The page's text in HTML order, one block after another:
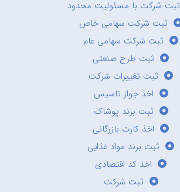
ثبت شرکت با مسئولیت محدود
ثبت شرکت سهامی خاص
ثبت شرکت سهامی عام
ثبت طرح صنعتی
ثبت تغییرات شرکت
اخذ جواز تاسیس
ثبت برند پوشاک
اخذ کارت بازرگانی
ثبت برند مواد غذایی
اخذ کد اقتصادی
ثبت شرکت